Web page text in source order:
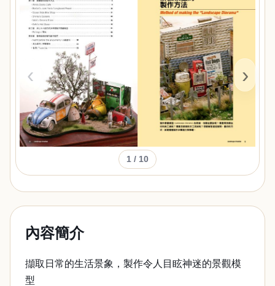
‹ ›
1 / 10
內容簡介
擷取日常的生活景象，製作令人目眩神迷的景觀模
型